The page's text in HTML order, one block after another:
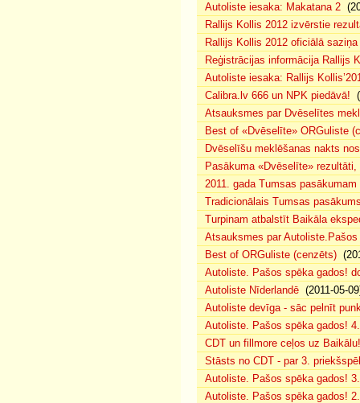
Autoliste iesaka: Makatana 2
Rallijs Kollis 2012 izvērstie
Rallijs Kollis 2012 oficiālā saziņa
Reģistrācijas informācija Rallijs
Autoliste iesaka: Rallijs
Calibra.lv 666 un NPK piedāvā!
Atsauksmes par Dvēselītes
Best of «Dvēselīte» ORGuliste
Dvēselīšu meklēšanas nakts
Pasākuma «Dvēselīte»
2011. gada Tumsas
Tradicionālais Tumsas
Turpinam atbalstīt Baikāla
Atsauksmes par
Best of ORGuliste (cenzēts)
Autoliste. Pašos spēka gados!
Autoliste Nīderlandē (2011-05-
Autoliste devīga - sāc pelnīt
Autoliste. Pašos spēka gados!
CDT un fillmore ceļos uz Baikālu!
Stāsts no CDT - par 3.
Autoliste. Pašos spēka gados!
Autoliste. Pašos spēka gados!